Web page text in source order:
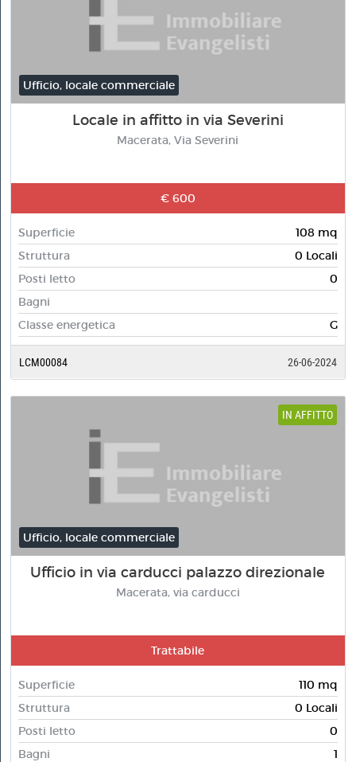
Ufficio, locale commerciale
Locale in affitto in via Severini
Macerata, Via Severini
€ 600
Superficie
108 mq
Struttura
0 Locali
Posti letto
0
Bagni
Classe energetica
G
LCM00084 26-06-2024
IN AFFITTO
Ufficio, locale commerciale
Ufficio in via carducci palazzo direzionale
Macerata, via carducci
Trattabile
Superficie
110 mq
Struttura
0 Locali
Posti letto
0
Bagni
1